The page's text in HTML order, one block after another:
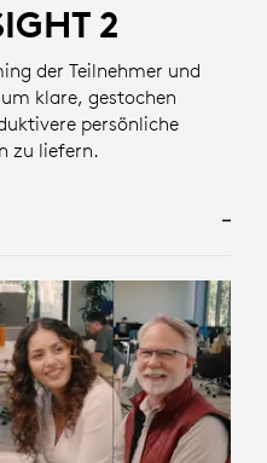
2
der Teilnehmer und
klare, gestochen
persönliche
zu liefern.